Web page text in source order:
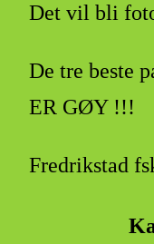
Det vil bli
De tre beste
ER GØY !!!
Fredrikstad